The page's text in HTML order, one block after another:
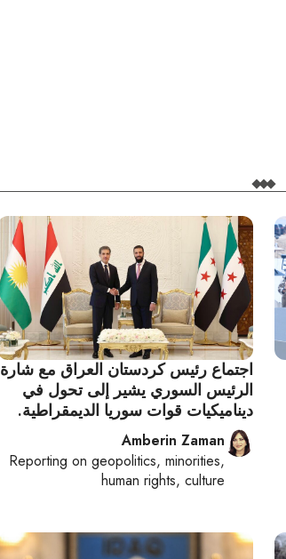
اجتماع رئيس كردستان العراق مع شارة
الرئيس السوري يشير إلى تحول في
ديناميكيات قوات سوريا الديمقراطية.
Amberin Zaman
Reporting on geopolitics, minorities,
human rights, culture